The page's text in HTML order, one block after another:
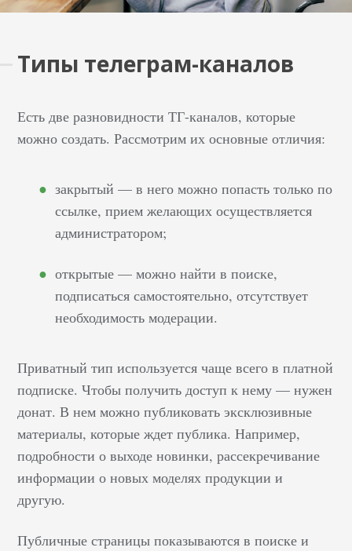
Типы телеграм-каналов
Есть две разновидности ТГ-каналов, которые
можно создать. Рассмотрим их основные отличия:
закрытый — в него можно попасть только по
ссылке, прием желающих осуществляется
администратором;
открытые — можно найти в поиске,
подписаться самостоятельно, отсутствует
необходимость модерации.
Приватный тип используется чаще всего в платной
подписке. Чтобы получить доступ к нему — нужен
донат. В нем можно публиковать эксклюзивные
материалы, которые ждет публика. Например,
подробности о выходе новинки, рассекречивание
информации о новых моделях продукции и
другую.
Публичные страницы показываются в поиске и